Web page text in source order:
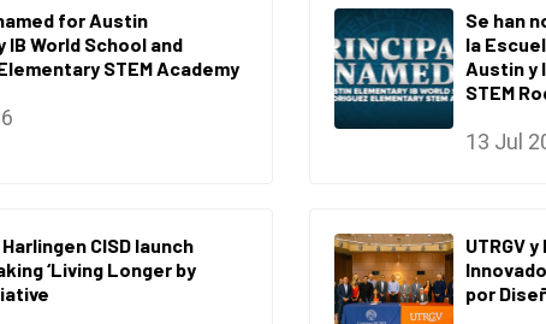
for Austin
IB World School and
STEM Academy
Se han
la
Austin y
STEM
13 Jul
Harlingen CISD launch
‘Living Longer by
UTRGV
por